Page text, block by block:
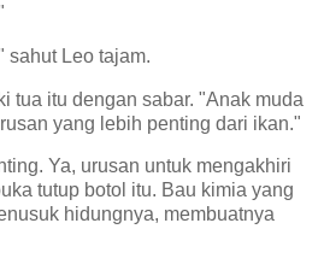
sahut Leo tajam.
tua itu dengan sabar. "Anak muda
yang lebih penting dari ikan."
Ya, urusan untuk mengakhiri
tutup botol itu. Bau kimia yang
hidungnya, membuatnya